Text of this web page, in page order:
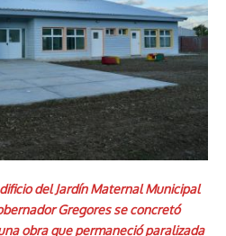
del Jardín Maternal Municipal
Gregores se concretó
obra que permaneció paralizada